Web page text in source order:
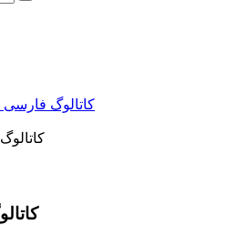
کاتالوگ فارسی